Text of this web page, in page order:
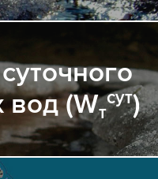
вод (Wт
сут)